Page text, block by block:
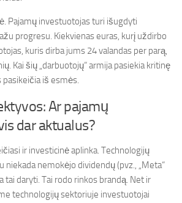
Pajamų investuotojas turi išugdyti
progresu. Kiekvienas euras, kurį uždirbo
kuris dirba jums 24 valandas per parą,
Kai šių „darbuotojų“ armija pasiekia kritinę
iš esmės.
Ar pajamų
dar aktualus?
ir investicinė aplinka. Technologijų
niekada nemokėjo dividendų (pvz., „Meta“
tai daryti. Tai rodo rinkos brandą. Net ir
technologijų sektoriuje investuotojai